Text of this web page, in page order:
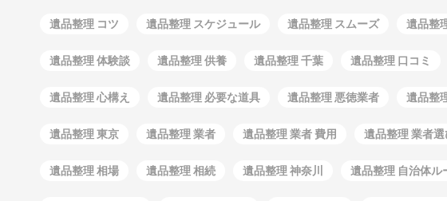
遺品整理 コツ 遺品整理 スケジュール 遺品整理 スムーズ 遺品整
遺品整理 体験談 遺品整理 供養 遺品整理 千葉 遺品整理 口コミ
遺品整理 心構え 遺品整理 必要な道具 遺品整理 悪徳業者 遺品整
遺品整理 東京 遺品整理 業者 遺品整理 業者 費用 遺品整理 業者選
遺品整理 相場 遺品整理 相続 遺品整理 神奈川 遺品整理 自治体ル